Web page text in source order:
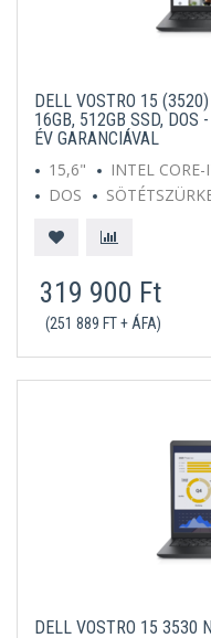
DELL VOSTRO 15
16GB, 512GB SSD, DOS
ÉV GARANCIÁVAL
15,6"
INTEL CORE-
DOS
319 900 Ft
(251 889 FT + ÁFA)
DELL VOSTRO 15 3530